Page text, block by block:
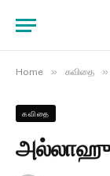
Home » கவிதை »
கவிதை